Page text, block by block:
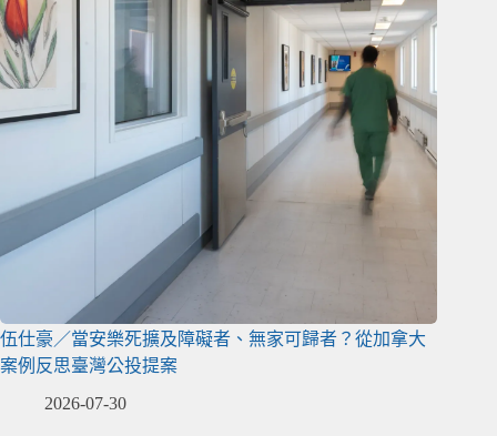
伍仕豪／當安樂死擴及障礙者、無家可歸者？從加拿大
案例反思臺灣公投提案
2026-07-30